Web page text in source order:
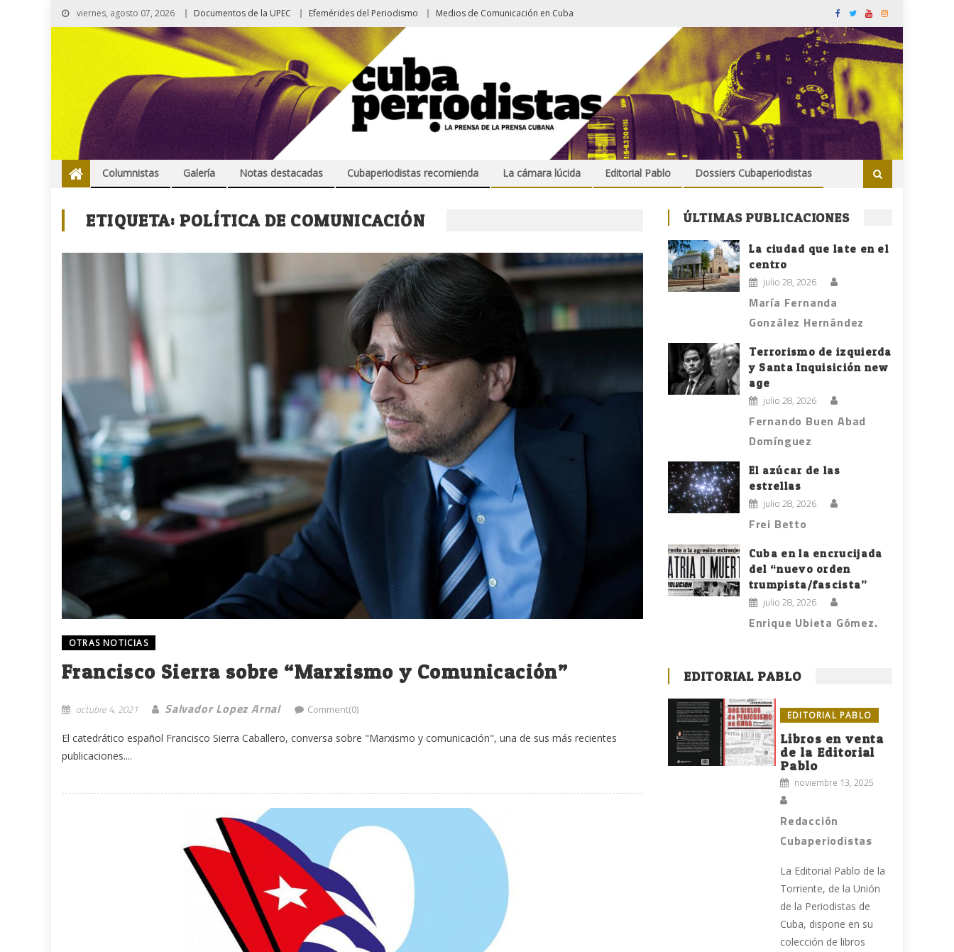
viernes, agosto 07, 2026 Documentos de la UPEC Efemérides del Periodismo Medios de Comunicación en Cuba
Columnistas Galería Notas destacadas Cubaperiodistas recomienda La cámara lúcida Editorial Pablo Dossiers Cubaperiodistas
ETIQUETA: POLÍTICA DE COMUNICACIÓN
OTRAS NOTICIAS
Francisco Sierra sobre “Marxismo y Comunicación”
octubre 4, 2021 Salvador Lopez Arnal Comment(0)
El catedrático español Francisco Sierra Caballero, conversa sobre "Marxismo y comunicación", una de sus más recientes
publicaciones....
ÚLTIMAS PUBLICACIONES
La ciudad que late en el
centro
julio 28, 2026
María Fernanda
González Hernández
Terrorismo de izquierda
y Santa Inquisición new
age
julio 28, 2026
Fernando Buen Abad
Domínguez
El azúcar de las
estrellas
julio 28, 2026
Frei Betto
Cuba en la encrucijada
del “nuevo orden
trumpista/fascista”
julio 28, 2026
Enrique Ubieta Gómez.
EDITORIAL PABLO
EDITORIAL PABLO
Libros en venta
de la Editorial
Pablo
noviembre 13, 2025
Redacción
Cubaperiodistas
La Editorial Pablo de la
Torriente, de la Unión
de la Periodistas de
Cuba, dispone en su
colección de libros